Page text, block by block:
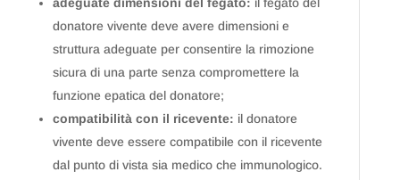
adeguate dimensioni del fegato: il fegato del
donatore vivente deve avere dimensioni e
struttura adeguate per consentire la rimozione
sicura di una parte senza compromettere la
funzione epatica del donatore;
compatibilità con il ricevente: il donatore
vivente deve essere compatibile con il ricevente
dal punto di vista sia medico che immunologico.